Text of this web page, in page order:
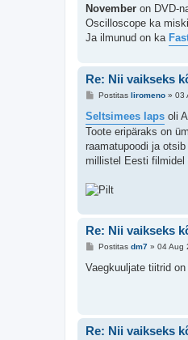
s
t
i
t
u
November on DVD-
Oscilloscope ka
Ja ilmunud on ka
Re: Nii vaikseks
P
s
t
i
t
u
Postitas liromeno» 03
Seltsimees laps oli
Toote eripäraks on
raamatupoodi ja
millistel Eesti filmidel
Re: Nii vaikseks
P
s
Postitas dm7» 04 Aug
Vaegkuuljate tiitrid
Re: Nii vaikseks